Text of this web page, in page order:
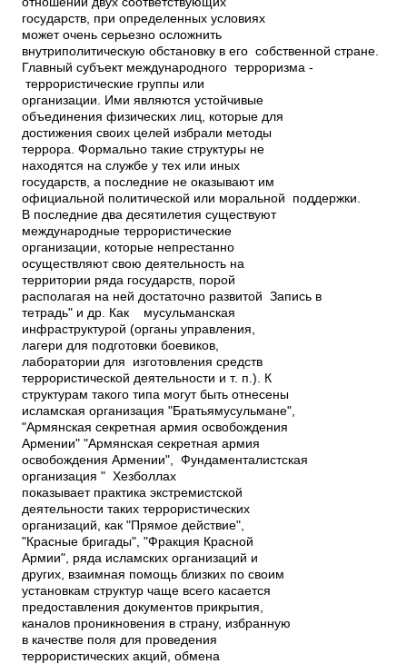
государств, при определенных условиях
может очень серьезно осложнить
внутриполитическую обстановку в его собственной стране.
Главный субъект международного терроризма ­
террористические группы или
организации. Ими являются устойчивые
объединения физических лиц, которые для
достижения своих целей избрали методы
террора. Формально такие структуры не
находятся на службе у тех или иных
государств, а последние не оказывают им
официальной политической или моральной поддержки.
В последние два десятилетия существуют
международные террористические
организации, которые непрестанно
осуществляют свою деятельность на
территории ряда государств, порой
располагая на ней достаточно развитой Запись в
тетрадь" и др. Как мусульманская
инфраструктурой (органы управления,
лагери для подготовки боевиков,
лаборатории для изготовления средств
террористической деятельности и т. п.). К
структурам такого типа могут быть отнесены
исламская организация "Братья­мусульмане",
"Армянская секретная армия освобождения
Армении" "Армянская секретная армия
освобождения Армении", Фундаменталистская
организация " Хезболлах
показывает практика экстремистской
деятельности таких террористических
организаций, как "Прямое действие",
"Красные бригады", "Фракция Красной
Армии", ряда исламских организаций и
других, взаимная помощь близких по своим
установкам структур чаще всего касается
предоставления документов прикрытия,
каналов проникновения в страну, избранную
в качестве поля для проведения
террористических акций, обмена